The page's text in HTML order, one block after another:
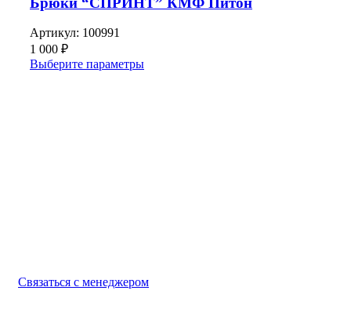
Артикул: 100991
1 000 ₽
Выберите параметры
Связаться с менеджером